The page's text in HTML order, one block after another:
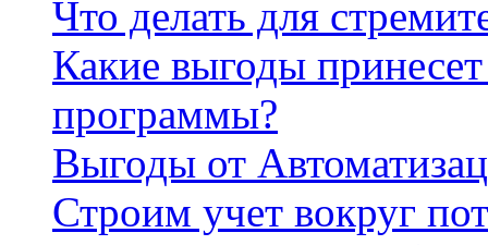
Что делать для
Какие выгоды
программы?
Выгоды от
Строим учет вокруг